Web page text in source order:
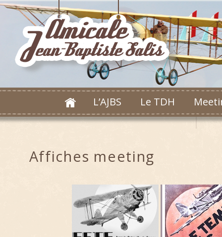
L’AJBS Le TDH
Affiches meeting